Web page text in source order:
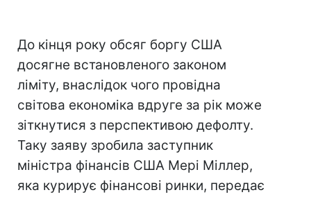
До кінця року обсяг боргу США
досягне встановленого законом
ліміту, внаслідок чого провідна
світова економіка вдруге за рік може
зіткнутися з перспективою дефолту.
Таку заяву зробила заступник
міністра фінансів США Мері Міллер,
яка курирує фінансові ринки, передає